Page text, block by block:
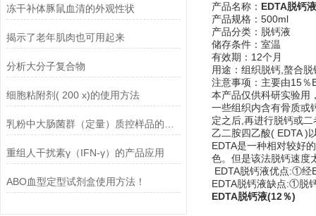
冻干补体豚鼠血清的外观性状
揭示了老年肌肉也可用起来
分析大分子复合物
细胞粘附剂( 200 x)的使用方法
重组人干扰素γ（IFN-γ）的产品应用
ABO血型定型试剂盒使用方法！
产品名称： EDTA脱钙
产品规格：500ml
产品分类：脱钙液
储存条件：室温
有效期：12个月
用途：组织脱钙,螯合脱
注意事项：主要由15％
本产品仅供科研实验用
一些组织内含有骨质或
定之后,再进行脱钙或
乙二胺四乙酸( EDTA )
EDTA是一种相对较好
色。但是该法脱钙速度
EDTA脱钙液优点:①经
EDTA脱钙液缺点:①脱
EDTA脱钙液(12％)